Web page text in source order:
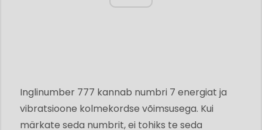
Inglinumber 777 kannab numbri 7 energiat ja
vibratsioone kolmekordse võimsusega. Kui
märkate seda numbrit, ei tohiks te seda